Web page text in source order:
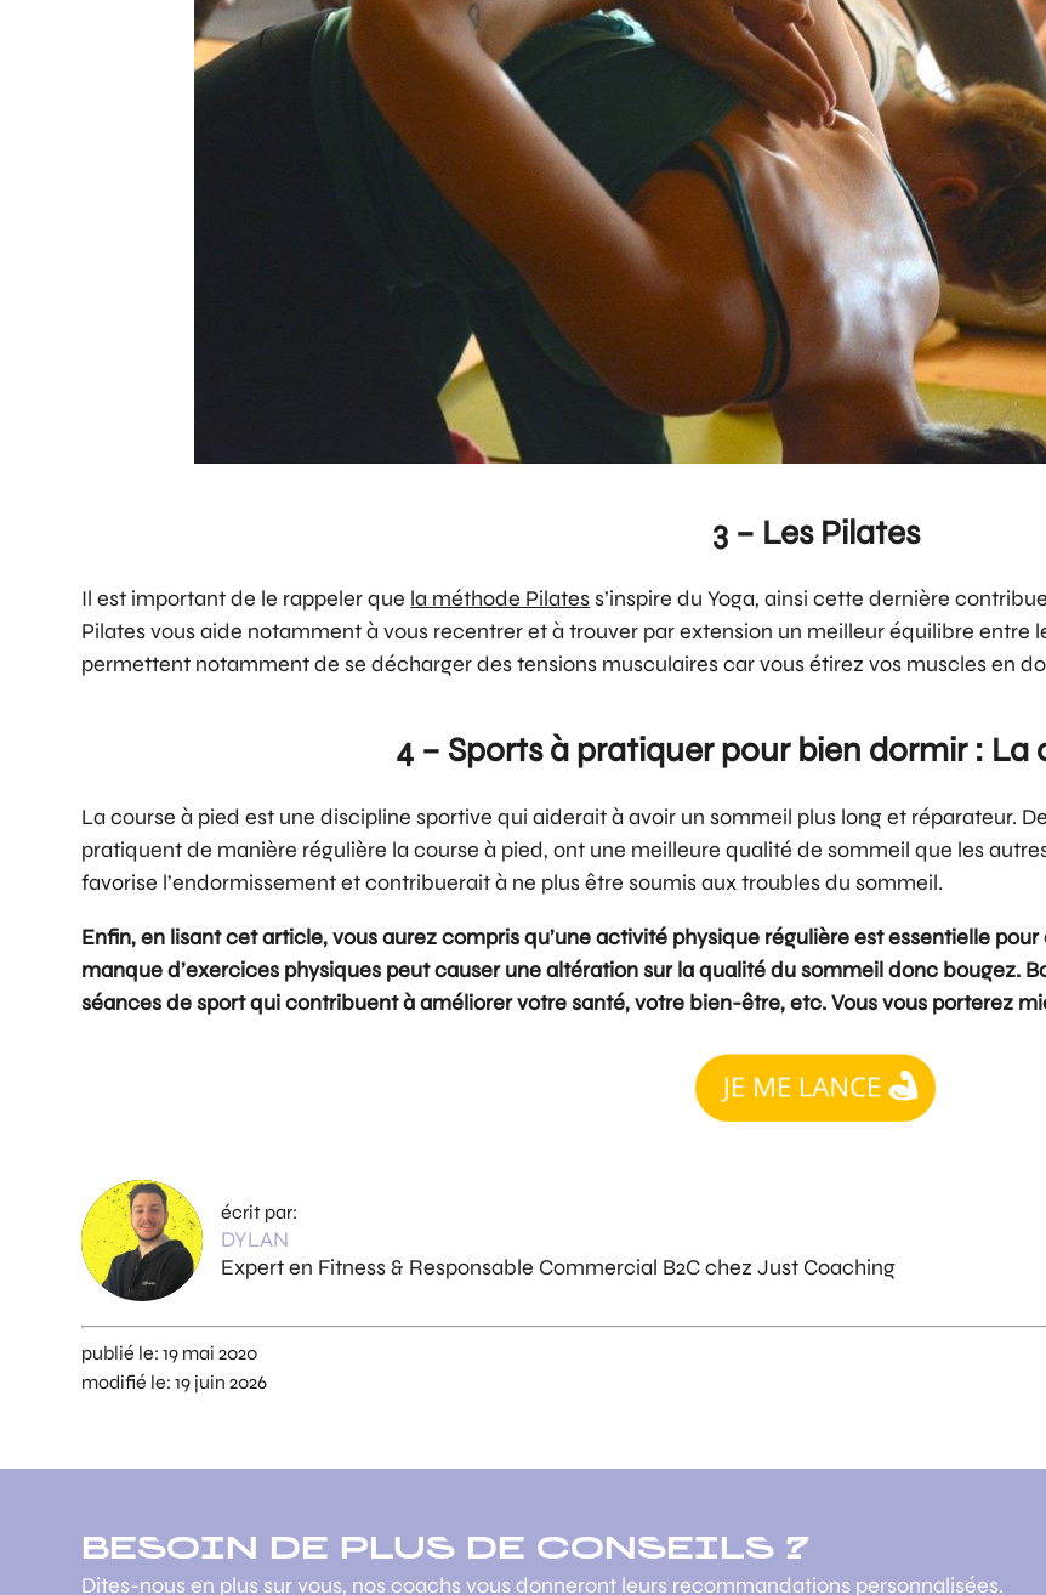
3 – Les Pilates
Il est important de le rappeler que la méthode Pilatess’inspire du Yoga, ainsi cette dernière
Pilates vous aide notamment à vous recentrer et à trouver par extension un meilleur équilibre entre
permettent notamment de se décharger des tensions musculaires car vous étirez vos muscles en
4 – Sports à pratiquer pour bien dormir : La
La course à pied est une discipline sportive qui aiderait à avoir un sommeil plus long et réparateur.
pratiquent de manière régulière la course à pied, ont une meilleure qualité de sommeil que les
favorise l’endormissement et contribuerait à ne plus être soumis aux troubles du sommeil.
Enfin, en lisant cet article, vous aurez compris qu’une activité physique régulière est essentielle
manque d’exercices physiques peut causer une altération sur la qualité du sommeil donc bougez.
séances de sport qui contribuent à améliorer votre santé, votre bien-être, etc. Vous vous porterez
écrit par:
DYLAN
Expert en Fitness & Responsable Commercial B2C chez Just Coaching
publié le:19 mai 2020
modifié le:19 juin 2026
BESOIN DE PLUS DE CONSEILS ?
Dites-nous en plus sur vous, nos coachs vous donneront leurs recommandations personnalisées.